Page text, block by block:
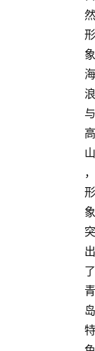
然
形
象
海
浪
与
高
山
，
形
象
突
出
了
青
岛
特